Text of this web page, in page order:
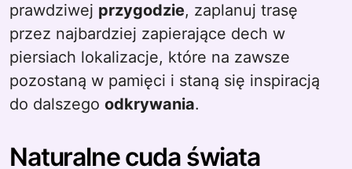
prawdziwej przygodzie, zaplanuj trasę
przez najbardziej zapierające dech w
piersiach lokalizacje, które na zawsze
pozostaną w pamięci i staną się inspiracją
do dalszego odkrywania.
Naturalne cuda świata